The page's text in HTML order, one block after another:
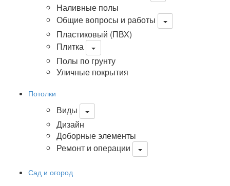
Наливные полы
Общие вопросы и работы
Пластиковый (ПВХ)
Плитка
Полы по грунту
Уличные покрытия
Потолки
Виды
Дизайн
Доборные элементы
Ремонт и операции
Сад и огород